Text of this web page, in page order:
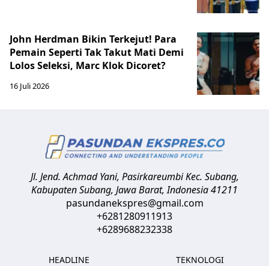
John Herdman Bikin Terkejut! Para
Pemain Seperti Tak Takut Mati Demi
Lolos Seleksi, Marc Klok Dicoret?
16 Juli 2026
Jl. Jend. Achmad Yani, Pasirkareumbi Kec. Subang,
Kabupaten Subang, Jawa Barat,Indonesia41211
pasundanekspres@gmail.com
+6281280911913
+6289688232338
HEADLINE
TEKNOLOGI